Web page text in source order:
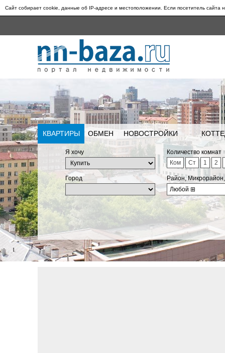
Сайт собирает cookie, данные об IP-адресе и местоположении. Если посетитель сайта
КВАРТИРЫ ОБМЕН НОВОСТРОЙКИ
Я хочу
Количество комнат
Ком
Ст 1 2
Город
Район,
Любой ⊞